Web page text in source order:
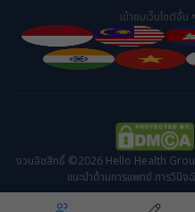
เข้าชมเว็บไซต์อื่
งวนลิขสิทธิ์ ©2026 Hello Health
แนะนำด้านการแพทย์ การวินิจ